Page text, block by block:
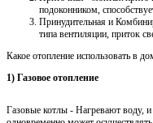
подоконником,
Принудительная и
типа вентиляции, приток
Какое отопление использовать в
1) Газовое отопление
Газовые котлы - Нагревают воду,